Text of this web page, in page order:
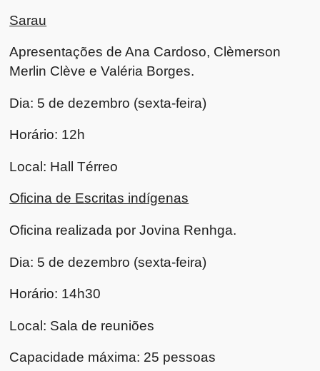
Sarau
Apresentações de Ana Cardoso, Clèmerson
Merlin Clève e Valéria Borges.
Dia: 5 de dezembro (sexta-feira)
Horário: 12h
Local: Hall Térreo
Oficina de Escritas indígenas
Oficina realizada por Jovina Renhga.
Dia: 5 de dezembro (sexta-feira)
Horário: 14h30
Local: Sala de reuniões
Capacidade máxima: 25 pessoas